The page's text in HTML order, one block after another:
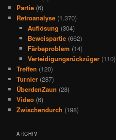
Partie (6)
Retroanalyse (1.370)
Auflösung (304)
Beweispartie(662)
Färbeproblem (14)
Verteidigungsrückzüger(110)
Treffen (120)
Turnier (287)
ÜberdenZaun (28)
Video (6)
Zwischendurch (198)
ARCHIV